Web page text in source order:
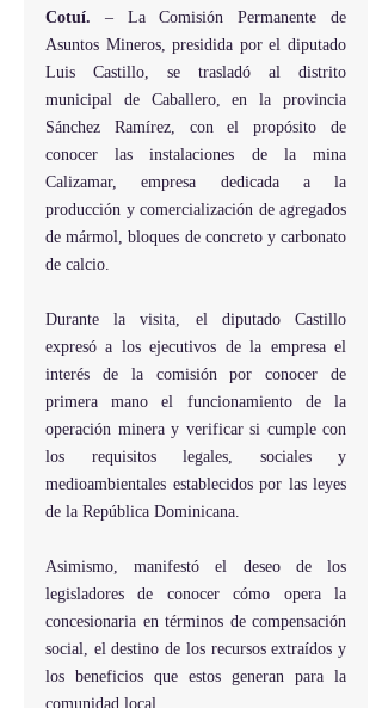
Cotuí. – La Comisión Permanente de
Asuntos Mineros, presidida por el diputado
Luis Castillo, se trasladó al distrito
municipal de Caballero, en la provincia
Sánchez Ramírez, con el propósito de
conocer las instalaciones de la mina
Calizamar, empresa dedicada a la
producción y comercialización de agregados
de mármol, bloques de concreto y carbonato
de calcio.
Durante la visita, el diputado Castillo
expresó a los ejecutivos de la empresa el
interés de la comisión por conocer de
primera mano el funcionamiento de la
operación minera y verificar si cumple con
los requisitos legales, sociales y
medioambientales establecidos por las leyes
de la República Dominicana.
Asimismo, manifestó el deseo de los
legisladores de conocer cómo opera la
concesionaria en términos de compensación
social, el destino de los recursos extraídos y
los beneficios que estos generan para la
comunidad local.